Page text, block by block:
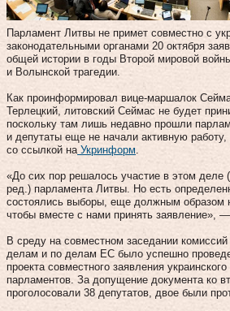
Парламент Литвы не примет совместно с
законодательными органами 20 октября
общей истории в годы Второй мировой
и Волынской трагедии.
Как проинформировал вице-маршалок
Терлецкий, литовский Сеймас не будет
поскольку там лишь недавно прошли
и депутаты еще не начали активную
со ссылкой на Укринформ
«До сих пор решалось участие в этом деле
ред.) парламента Литвы. Но есть
состоялись выборы, еще должным образом
чтобы вместе с нами принять заявление», —
В среду на совместном заседании
делам и по делам ЕС было успешно
проекта совместного заявления
парламентов. За допущение документа ко
проголосовали 38 депутатов, двое были